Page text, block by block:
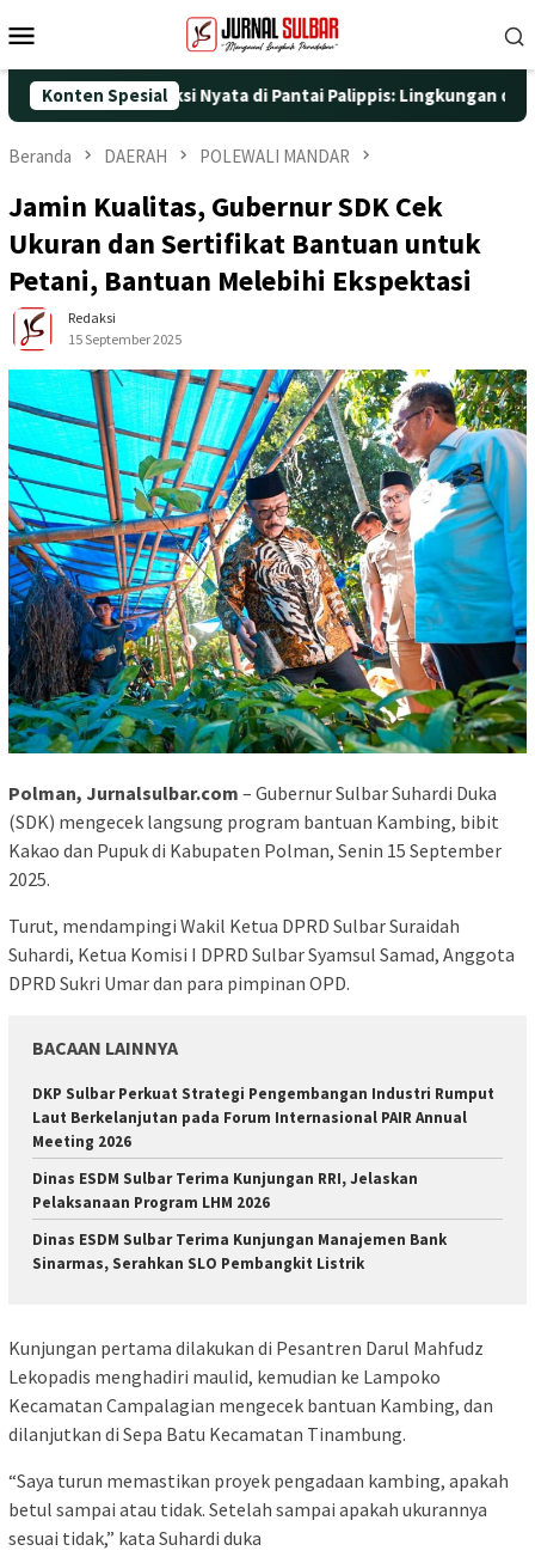
ke
Mobile
Konten Spesial
dengan Aksi Nyata di Pantai Palippis: Lingkungan dan
Beranda DAERAH POLEWALI MANDAR
Jamin Kualitas, Gubernur SDK Cek
Ukuran dan Sertifikat Bantuan untuk
Petani, Bantuan Melebihi Ekspektasi
Redaksi
15 September 2025
Polman, Jurnalsulbar.com – Gubernur Sulbar Suhardi Duka
(SDK) mengecek langsung program bantuan Kambing, bibit
Kakao dan Pupuk di Kabupaten Polman, Senin 15 September
2025.
Turut, mendampingi Wakil Ketua DPRD Sulbar Suraidah
Suhardi, Ketua Komisi I DPRD Sulbar Syamsul Samad, Anggota
DPRD Sukri Umar dan para pimpinan OPD.
BACAAN LAINNYA
DKP Sulbar Perkuat Strategi Pengembangan Industri Rumput
Laut Berkelanjutan pada Forum Internasional PAIR Annual
Meeting 2026
Dinas ESDM Sulbar Terima Kunjungan RRI, Jelaskan
Pelaksanaan Program LHM 2026
Dinas ESDM Sulbar Terima Kunjungan Manajemen Bank
Sinarmas, Serahkan SLO Pembangkit Listrik
Kunjungan pertama dilakukan di Pesantren Darul Mahfudz
Lekopadis menghadiri maulid, kemudian ke Lampoko
Kecamatan Campalagian mengecek bantuan Kambing, dan
dilanjutkan di Sepa Batu Kecamatan Tinambung.
“Saya turun memastikan proyek pengadaan kambing, apakah
betul sampai atau tidak. Setelah sampai apakah ukurannya
sesuai tidak,” kata Suhardi duka